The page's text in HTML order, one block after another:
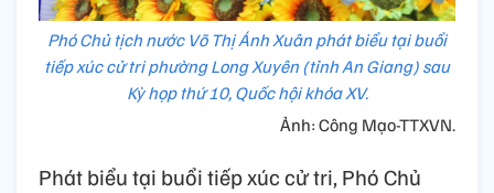
Phó Chủ tịch nước Võ Thị Ánh Xuân phát biểu tại buổi
tiếp xúc cử tri phường Long Xuyên (tỉnh An Giang) sau
Kỳ họp thứ 10, Quốc hội khóa XV.
Ảnh: Công Mạo-TTXVN.
Phát biểu tại buổi tiếp xúc cử tri, Phó Chủ